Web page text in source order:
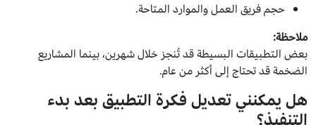
حجم فريق العمل والموارد المتاحة.
ملاحظة:
بعض التطبيقات البسيطة قد تُنجز خلال شهرين، بينما المشاريع
الضخمة قد تحتاج إلى أكثر من عام.
هل يمكنني تعديل فكرة التطبيق بعد بدء
التنفيذ؟